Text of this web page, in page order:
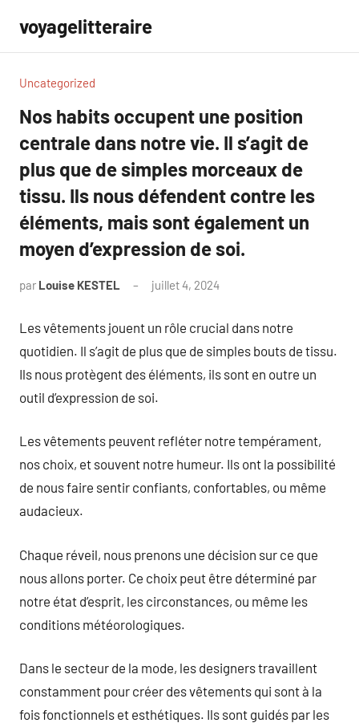
contenu
voyagelitteraire
Uncategorized
Nos habits occupent une position
centrale dans notre vie. Il s’agit de
plus que de simples morceaux de
tissu. Ils nous défendent contre les
éléments, mais sont également un
moyen d’expression de soi.
par Louise KESTEL juillet 4, 2024
Les vêtements jouent un rôle crucial dans notre
quotidien. Il s’agit de plus que de simples bouts de tissu.
Ils nous protègent des éléments, ils sont en outre un
outil d’expression de soi.
Les vêtements peuvent refléter notre tempérament,
nos choix, et souvent notre humeur. Ils ont la possibilité
de nous faire sentir confiants, confortables, ou même
audacieux.
Chaque réveil, nous prenons une décision sur ce que
nous allons porter. Ce choix peut être déterminé par
notre état d’esprit, les circonstances, ou même les
conditions météorologiques.
Dans le secteur de la mode, les designers travaillent
constamment pour créer des vêtements qui sont à la
fois fonctionnels et esthétiques. Ils sont guidés par les